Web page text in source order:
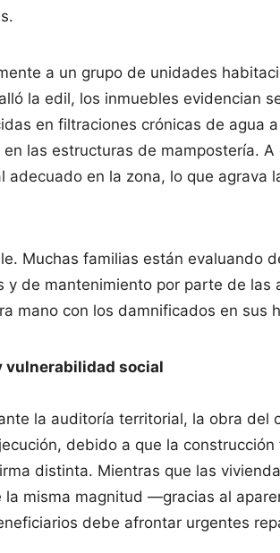
a un grupo de unidades
la edil, los inmuebles evidencian
en filtraciones crónicas de agua
las estructuras de mampostería.
adecuado en la zona, lo que agrava
Muchas familias están evaluando
y de mantenimiento por parte de
mano con los damnificados en sus
vulnerabilidad social
la auditoría territorial, la obra del
debido a que la
distinta. Mientras que las
misma magnitud —gracias al
debe afrontar urgentes